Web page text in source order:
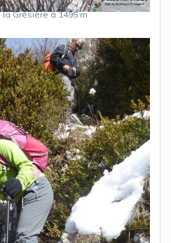
Grésière à 1495 m